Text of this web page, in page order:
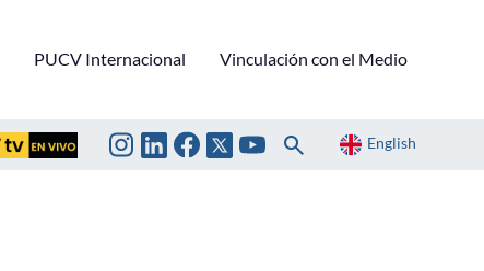
PUCV Internacional Vinculación con el Medio
English